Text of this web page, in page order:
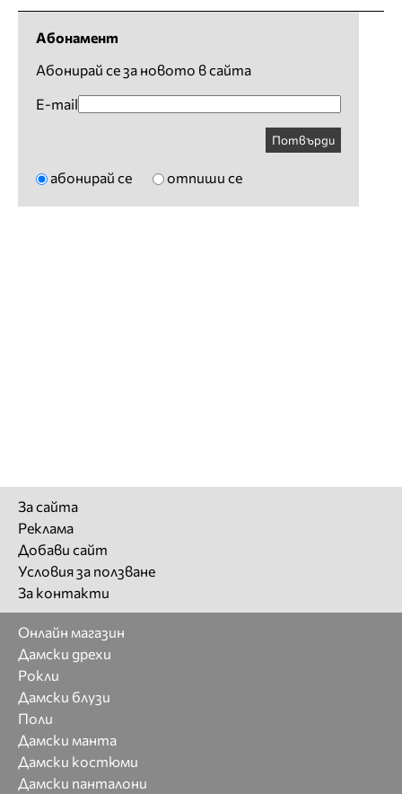
Абонамент
Абонирай се за новото в сайта
E-mail
Потвърди
абонирай се отпиши се
За сайта
Реклама
Добави сайт
Условия за ползване
За контакти
Онлайн магазин
Дамски дрехи
Рокли
Дамски блузи
Поли
Дамски манта
Дамски костюми
Дамски панталони